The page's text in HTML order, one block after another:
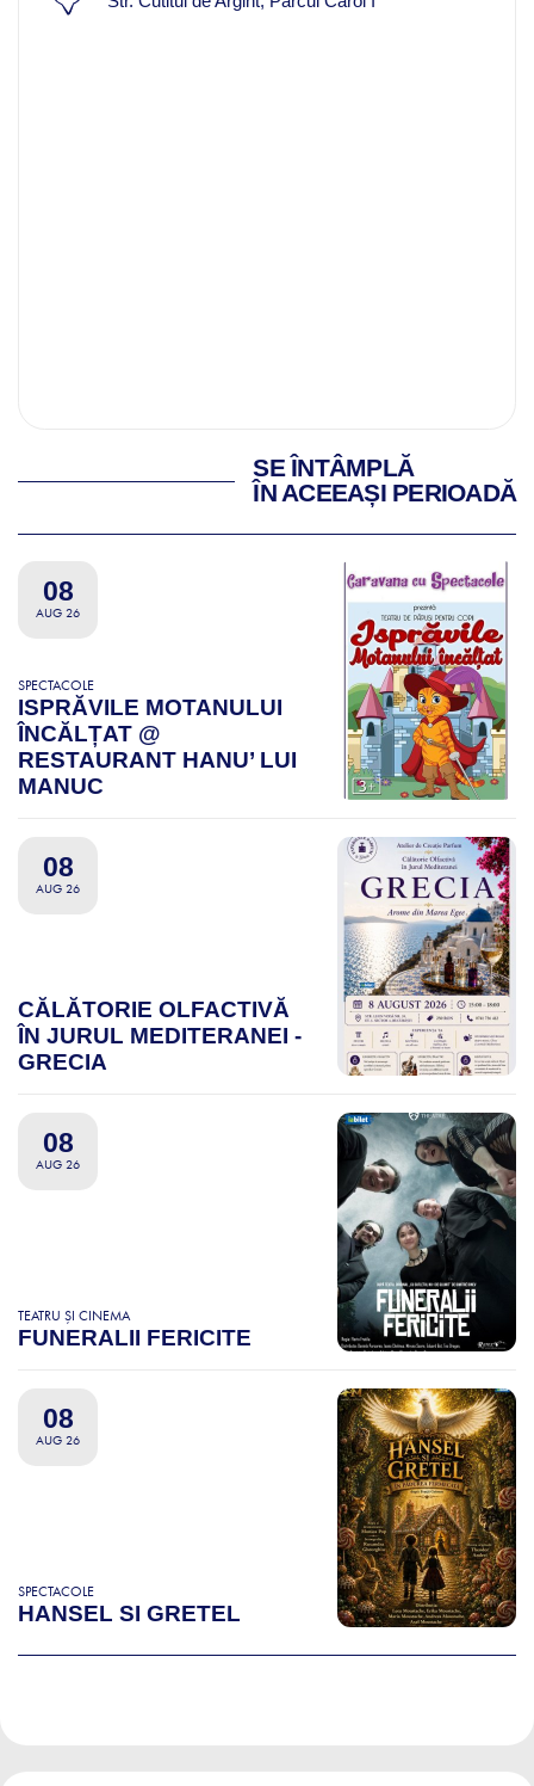
SE ÎNTÂMPLĂ
ÎN ACEEAȘI PERIOADĂ
08
AUG 26
SPECTACOLE
ISPRĂVILE MOTANULUI
ÎNCĂLȚAT @
RESTAURANT HANU’ LUI
MANUC
08
AUG 26
CĂLĂTORIE OLFACTIVĂ
ÎN JURUL MEDITERANEI -
GRECIA
08
AUG 26
TEATRU ȘI CINEMA
FUNERALII FERICITE
08
AUG 26
SPECTACOLE
HANSEL SI GRETEL